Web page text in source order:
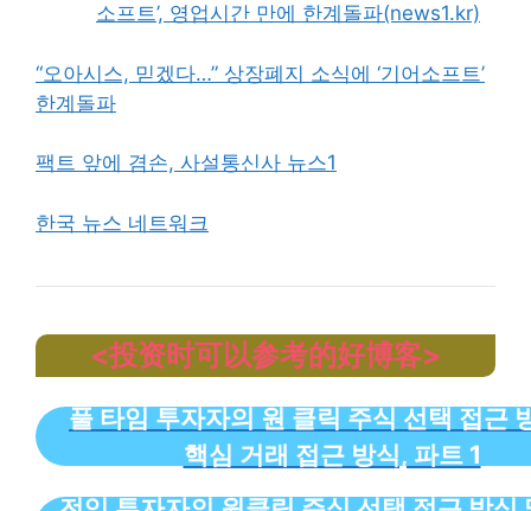
소프트’, 영업시간 만에 한계돌파(news1.kr)
“오아시스, 믿겠다…” 상장폐지 소식에 ‘기어소프트’
한계돌파
팩트 앞에 겸손, 사설통신사 뉴스1
한국 뉴스 네트워크
<投资时可以参考的好博客>
풀 타임 투자자의 원 클릭 주식 선택 접근
핵심 거래 접근 방식, 파트 1